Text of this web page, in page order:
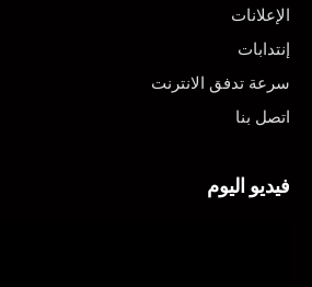
الإعلانات
إنتدابات
سرعة تدفق الانترنت
اتصل بنا
فيديو اليوم